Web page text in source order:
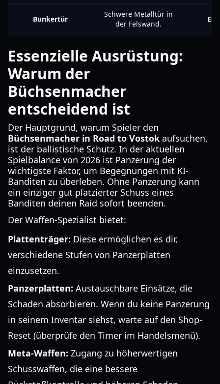
Bunkertür
Schwere Metalltür in
der Felswand.
Essenzielle Ausrüstung:
Warum der
Büchsenmacher
entscheidend ist
Der Hauptgrund, warum Spieler den
Büchsenmacher in Road to Vostok aufsuchen,
ist der ballistische Schutz. In der aktuellen
Spielbalance von 2026 ist Panzerung der
wichtigste Faktor, um Begegnungen mit KI-
Banditen zu überleben. Ohne Panzerung kann
ein einziger gut platzierter Schuss eines
Banditen deinen Raid sofort beenden.
Der Waffen-Spezialist bietet:
Plattenträger: Diese ermöglichen es dir,
verschiedene Stufen von Panzerplatten
einzusetzen.
Panzerplatten: Austauschbare Einsätze, die
Schaden absorbieren. Wenn du keine Panzerung
in seinem Inventar siehst, warte auf den Shop-
Reset (überprüfe den Timer im Handelsmenü).
Meta-Waffen: Zugang zu höherwertigen
Schusswaffen, die eine bessere